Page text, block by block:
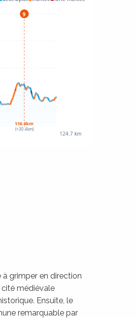
à grimper en direction
, cité médiévale
Ensuite, le
remarquable par